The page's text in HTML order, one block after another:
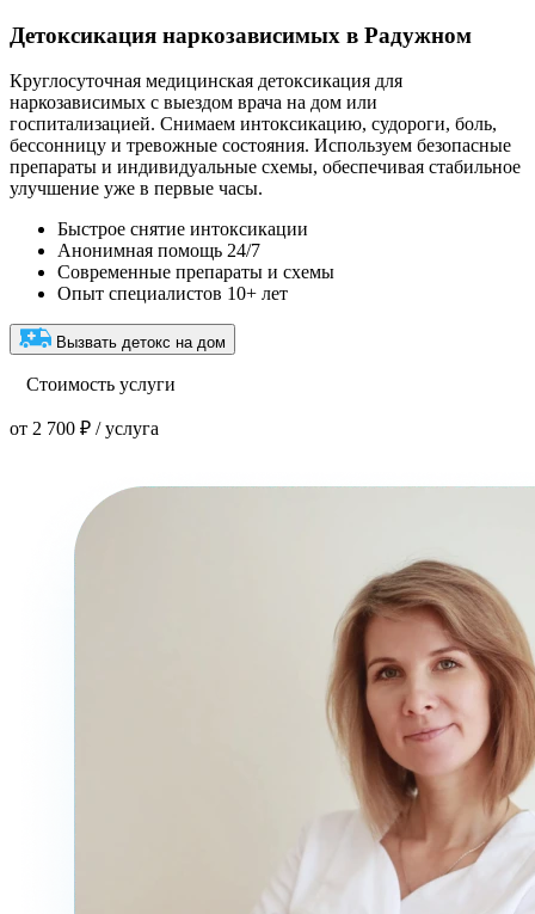
Детоксикация наркозависимых в Радужном
Круглосуточная медицинская детоксикация для
наркозависимых с выездом врача на дом или
госпитализацией. Снимаем интоксикацию, судороги, боль,
бессонницу и тревожные состояния. Используем безопасные
препараты и индивидуальные схемы, обеспечивая стабильное
улучшение уже в первые часы.
Быстрое снятие интоксикации
Анонимная помощь 24/7
Современные препараты и схемы
Опыт специалистов 10+ лет
Вызвать детокс на дом
Стоимость услуги
от 2 700 ₽ / услуга